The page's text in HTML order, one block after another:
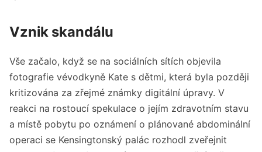
Vznik skandálu
Vše začalo, když se na sociálních sítích objevila
fotografie vévodkyně Kate s dětmi, která byla později
kritizována za zřejmé známky digitální úpravy. V
reakci na rostoucí spekulace o jejím zdravotním stavu
a místě pobytu po oznámení o plánované abdominální
operaci se Kensingtonský palác rozhodl zveřejnit